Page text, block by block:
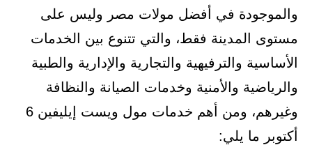
والموجودة في أفضل مولات مصر وليس على
مستوى المدينة فقط، والتي تتنوع بين الخدمات
الأساسية والترفيهية والتجارية والإدارية والطبية
والرياضية والأمنية وخدمات الصيانة والنظافة
وغيرهم، ومن أهم خدمات مول ويست إيليفين 6
أكتوبر ما يلي: